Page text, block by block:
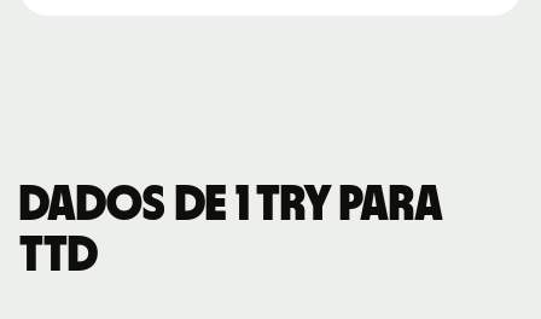
Dados de 1 TRY para
TTD